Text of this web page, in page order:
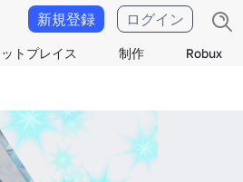
トプレイス 制作 Robux
新規登録 ログイン